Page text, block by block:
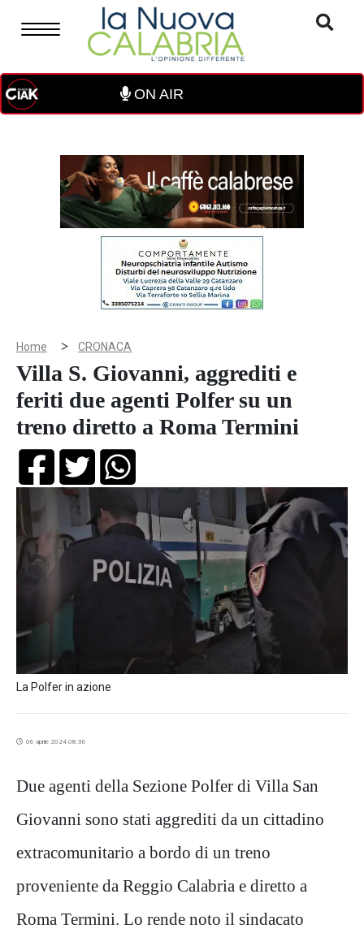
ON AIR
Home > CRONACA
Villa S. Giovanni, aggrediti e
feriti due agenti Polfer su un
treno diretto a Roma Termini
La Polfer in azione
06 aprile 2024 08:36
Due agenti della Sezione Polfer di Villa San
Giovanni sono stati aggrediti da un cittadino
extracomunitario a bordo di un treno
proveniente da Reggio Calabria e diretto a
Roma Termini. Lo rende noto il sindacato